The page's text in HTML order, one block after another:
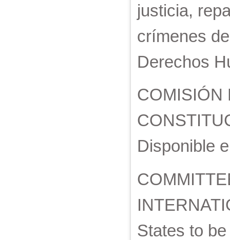
justicia,
crímenes
Derechos
COMISIÓN
Disponible
States to